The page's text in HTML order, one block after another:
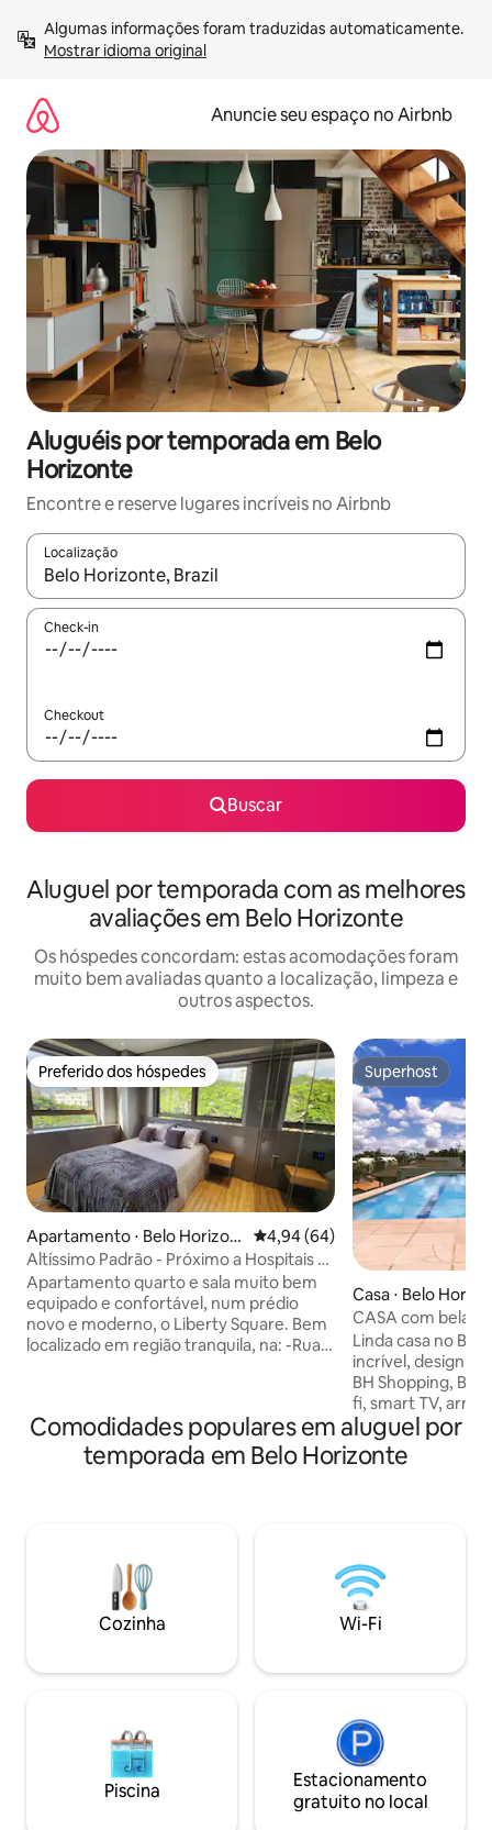
para
Mostrar idioma original
Anuncie seu espaço no Airbnb
Aluguéis por temporada em Belo
Horizonte
Encontre e reserve lugares incríveis no Airbnb
Localização
Quando os resultados estiverem disponíveis, explore-os
Check-in
Checkout
Buscar
Aluguel por temporada com as melhores
avaliações em Belo Horizonte
Os hóspedes concordam: estas acomodações foram
muito bem avaliadas quanto a localização, limpeza e
outros aspectos.
Preferido dos hóspedes
Preferido dos hóspedes
Apartamento ⋅ Belo Horizon
te
4,94 de uma avaliação média
4,94 (64)
Altíssimo Padrão - Próximo a Hospitais e
Fórum - 8
Apartamento quarto e sala muito bem
equipado e confortável, num prédio
novo e moderno, o Liberty Square. Bem
localizado em região tranquila, na: -Rua
Jacuzzi na área do rooftop do prédio. -
Sistema de som 5 caixas no teto. - Em
até 15 min a pé é possível chegar em: -
Superhost
Superhost
Casa ⋅ Belo
CASA com bela
6x sem juros!
Linda casa no
incrível, design
BH Shopping,
fi, smart TV,
cozinha,
incrível piscina
acesso a toda a
casais, viajantes
Será uma
Comodidades populares em aluguel por
temporada em Belo Horizonte
Cozinha Wi-Fi
Piscina
Estacionamento
gratuito no local